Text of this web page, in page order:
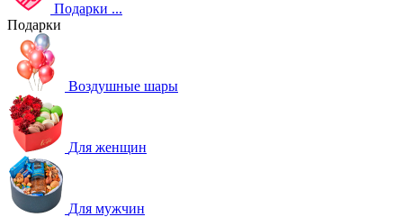
Подарки ...
Подарки
Воздушные шары
Для женщин
Для мужчин